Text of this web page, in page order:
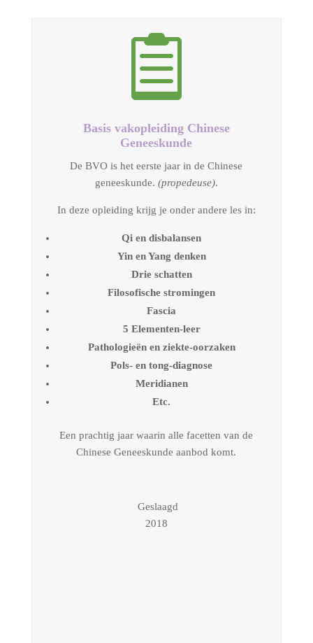

Basis vakopleiding Chinese
Geneeskunde
De BVO is het eerste jaar in de Chinese
geneeskunde. (propedeuse).
In deze opleiding krijg je onder andere les in:
Qi en disbalansen
Yin en Yang denken
Drie schatten
Filosofische stromingen
Fascia
5 Elementen-leer
Pathologieën en ziekte-oorzaken
Pols- en tong-diagnose
Meridianen
Etc.
Een prachtig jaar waarin alle facetten van de
Chinese Geneeskunde aanbod komt.
Geslaagd
2018